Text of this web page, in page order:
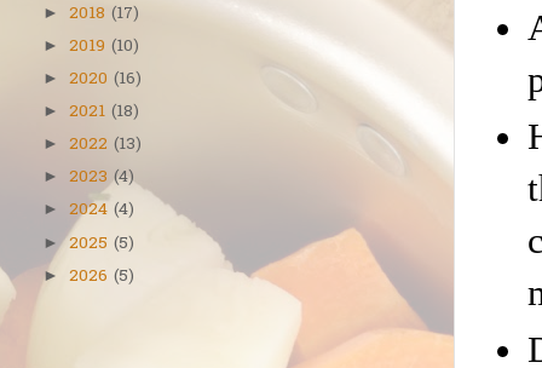
► 2018 (17)
► 2019 (10)
► 2020 (16)
► 2021 (18)
► 2022 (13)
► 2023 (4)
► 2024 (4)
►2025 (5)
► 2026 (5)